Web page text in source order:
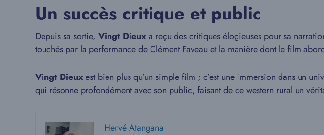
Un succès critique et public
Depuis sa sortie, Vingt Dieux a reçu des critiques élogieuses pour sa
touchés par la performance de Clément Faveau et la manière dont le film
Vingt Dieux est bien plus qu’un simple film ; c’est une immersion dans un
qui résonne profondément avec son public, faisant de ce western rural un
Hervé Atangana